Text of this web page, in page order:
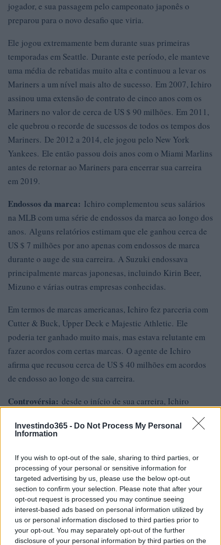
Investindo365 - Do Not Process My Personal
Information
If you wish to opt-out of the sale, sharing to third parties, or
processing of your personal or sensitive information for
targeted advertising by us, please use the below opt-out
section to confirm your selection. Please note that after your
opt-out request is processed you may continue seeing
interest-based ads based on personal information utilized by
us or personal information disclosed to third parties prior to
your opt-out. You may separately opt-out of the further
disclosure of your personal information by third parties on the
jogador, e sua passagem pelo campeonato japonês o
preparou para o novo desafio que viria.
Ele jogou extremamente bem durante suas primeiras
temporadas em Seattle. Durante este período, ele manteve
uma média de rebatidas muito alta e continuou a levar os
Mariners a um nível mais alto de sucesso. Em 2007, Ichiro
assinou uma extensão de contrato de cinco anos com os
Mariners no valor de cerca de US $ 90 milhões. Em 2011,
ele quebrou o recorde de sucessos de todos os tempos dos
Mariners. De 2012 a 2014, ele jogou pelo New York
Yankees. Ele então passou dois anos com o Miami Marlins
antes de retornar ao Mariners para encerrar sua carreira
em 2019.
Endossos da marca: Ichiro complementou seus salários
na MLB com uma série de endossos da marca ao longo dos
anos. Alguns relatórios estimam que ele ganhou cerca de
US $ 7 milhões por ano apenas com endossos de marca
durante o auge de sua carreira. A Suzuki endossava
principalmente marcas japonesas, incluindo Kirin Beer,
Mizuno e várias outras empresas conhecidas.
Em termos de marcas americanas, Ichiro fez parceria com
Cutter & Buck, Upper Deck e Majestic Athletic. Ele
poderia ter ganhado muito mais, mas estava relutante em
fazer acordos com certas marcas. O agente de Ichiro
afirma que recusou cerca de US $ 40 milhões em acordos
de endosso ao longo de sua carreira.
Controvérsia: desde o início de sua carreira, Ichiro
finanças. No entanto, esta foi uma má decisão. Em 2002,
Ichiro, o que significava que o jogador de beisebol agora
tinha que pagar uma enorme conta de impostos. O
escândalo representou um dreno significativo nas finanças
de Ichiro e também prejudicou sua imagem pública. Após
este incidente, o relacionamento de Ichiro e seu pai foi
prejudicado.